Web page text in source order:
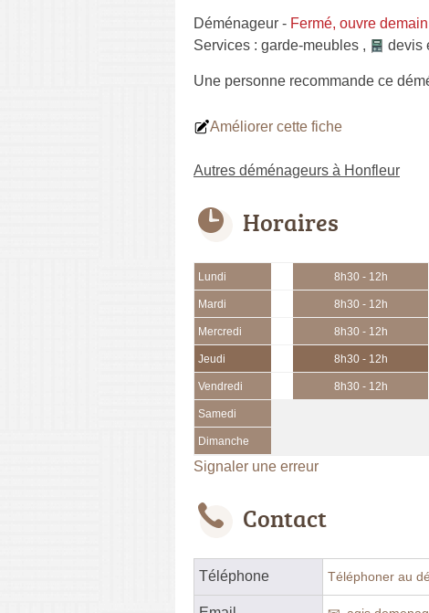
Déménageur - Fermé, ouvre
Services : garde-meubles , devis
Une personne recommande ce
Améliorer cette fiche
Autres déménageurs à Honfleur
Horaires
Lundi 8h30 - 12h
Mardi 8h30 - 12h
Mercredi 8h30 - 12h
Jeudi 8h30 - 12h
Vendredi 8h30 - 12h
Samedi
Dimanche
Signaler une erreur
Contact
Téléphone Téléphoner au